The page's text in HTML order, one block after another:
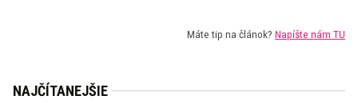
Máte tip na článok? Napíšte nám TU
NAJČÍTANEJŠIE